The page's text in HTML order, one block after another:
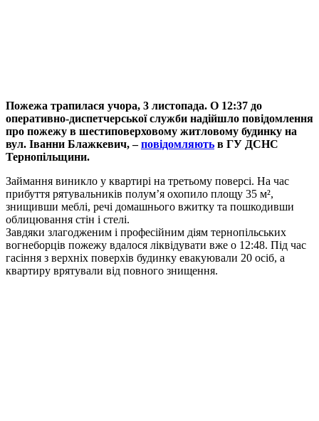
Пожежа трапилася учора, 3 листопада. О 12:37 до
оперативно-диспетчерської служби надійшло повідомлення
про пожежу в шестиповерховому житловому будинку на
вул. Іванни Блажкевич, –повідомляють в ГУ ДСНС
Тернопільщини.
Займання виникло у квартирі на третьому поверсі. На час
прибуття рятувальників полум’я охопило площу 35 м²,
знищивши меблі, речі домашнього вжитку та пошкодивши
облицювання стін і стелі.
Завдяки злагодженим і професійним діям тернопільських
вогнеборців пожежу вдалося ліквідувати вже о 12:48. Під час
гасіння з верхніх поверхів будинку евакуювали 20 осіб, а
квартиру врятували від повного знищення.